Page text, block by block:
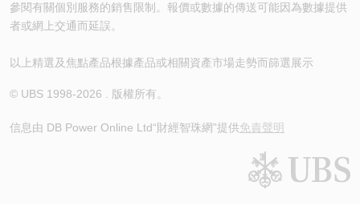
參閱有關個別服務的銷售限制。報價或數據的傳送可能因為數據提供
者或網上交通而延誤。
以上精選及焦點產品根據產品或相關資產市場走勢而篩選展示
© UBS 1998-2026 . 版權所有。
信息由 DB Power Online Ltd“財經智珠網”提供免責聲明